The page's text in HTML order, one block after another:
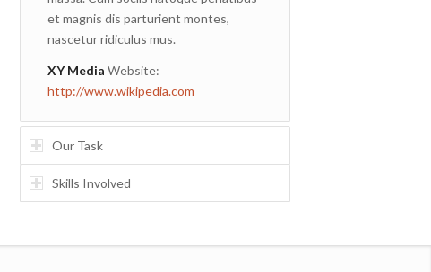
et magnis dis parturient montes,
nascetur ridiculus mus.
XY Media Website:
http://www.wikipedia.com
Our Task
Skills Involved